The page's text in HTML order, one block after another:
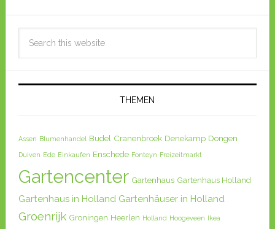
THEMEN
Assen Blumenhandel Budel Cranenbroek Denekamp Dongen
Duiven Ede Einkaufen Enschede Fonteyn Freizeitmarkt
Gartencenter Gartenhaus Gartenhaus Holland
Gartenhaus in Holland Gartenhäuser in Holland
Groenrijk Groningen Heerlen Holland Hoogeveen Ikea